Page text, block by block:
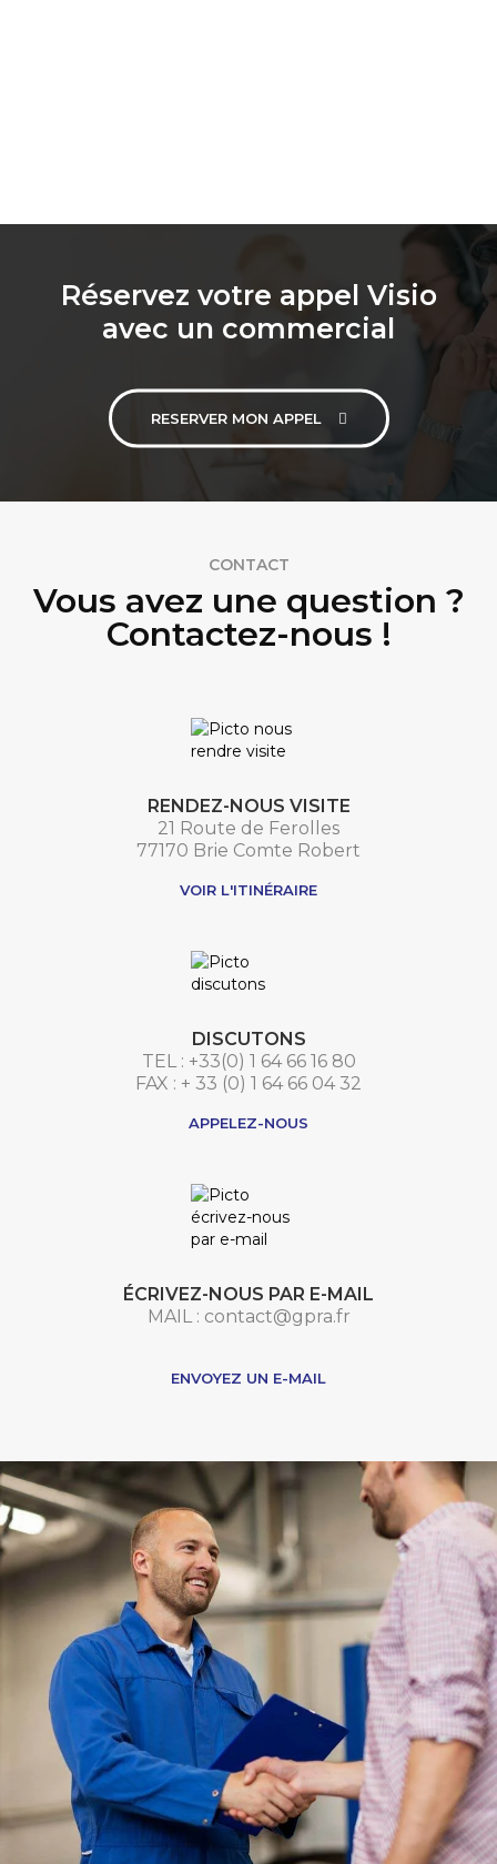
Réservez votre appel Visio
avec un commercial
RESERVER MON APPEL
CONTACT
Vous avez une question ?
Contactez-nous !
RENDEZ-NOUS VISITE
21 Route de Ferolles
77170 Brie Comte Robert
VOIR L'ITINÉRAIRE
DISCUTONS
TEL : +33(0) 1 64 66 16 80
FAX : + 33 (0) 1 64 66 04 32
APPELEZ-NOUS
ÉCRIVEZ-NOUS PAR E-MAIL
MAIL : contact@gpra.fr
ENVOYEZ UN E-MAIL